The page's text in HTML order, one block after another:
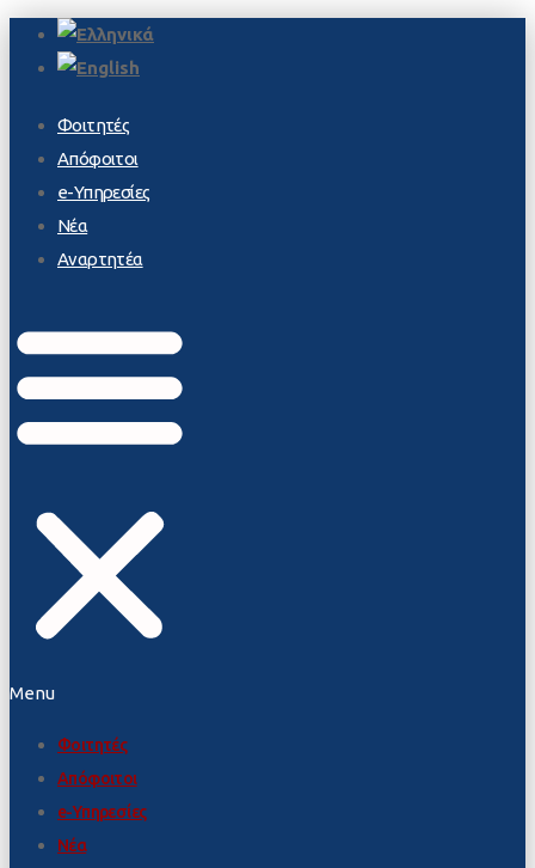
Φοιτητές
Απόφοιτοι
e-Υπηρεσίες
Νέα
Αναρτητέα
Menu
Φοιτητές
Απόφοιτοι
e-Υπηρεσίες
Νέα